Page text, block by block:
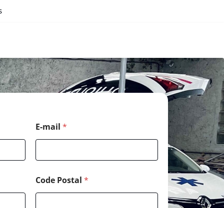
E-mail *
Code Postal *